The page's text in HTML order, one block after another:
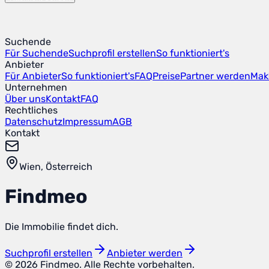
Suchende
Für SuchendeSuchprofil erstellenSo funktioniert's
Anbieter
Für AnbieterSo funktioniert'sFAQPreisePartner werden
Unternehmen
Über unsKontaktFAQ
Rechtliches
DatenschutzImpressumAGB
Kontakt
Wien, Österreich
Findmeo
Die Immobilie findet dich.
Suchprofil erstellen
Anbieter werden
© 2026 Findmeo. Alle Rechte vorbehalten.